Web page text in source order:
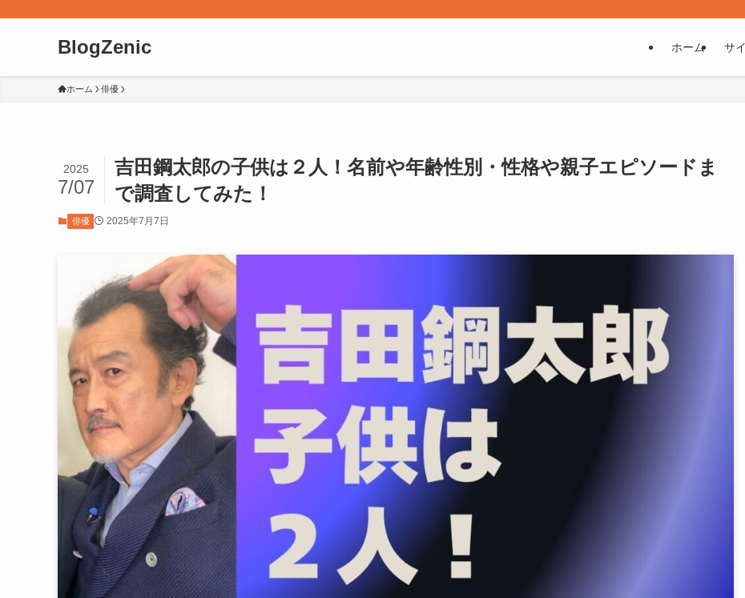
BlogZenic ホーム サ
ホーム 俳優
吉田鋼太郎の子供は２人！名前や年齢性別・性格や親子エピソードま
で調査してみた！
2025
7/07
俳優 2025年7月7日